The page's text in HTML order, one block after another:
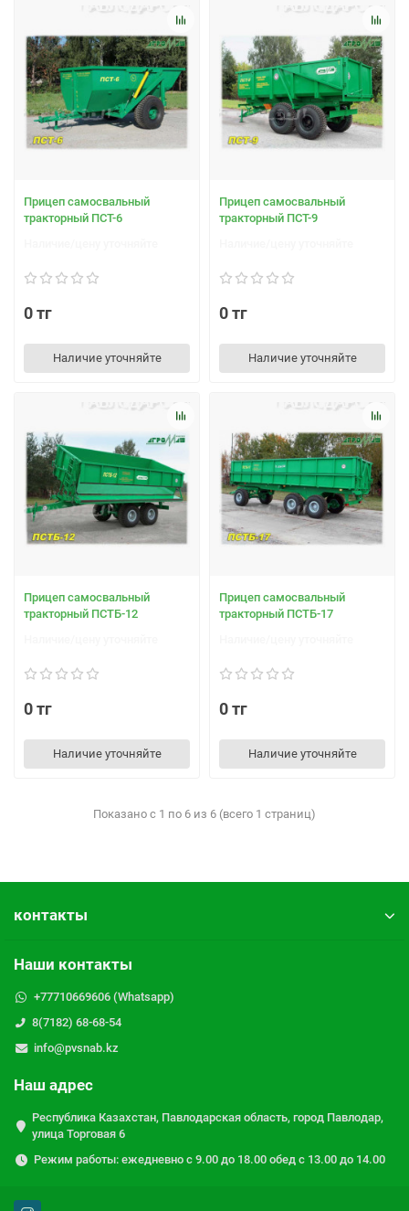
Прицеп самосвальный
тракторный ПСТ-6
0 тг
Наличие уточняйте
Прицеп самосвальный
тракторный ПСТ-9
0 тг
Наличие уточняйте
Прицеп самосвальный
тракторный ПСТБ-12
0 тг
Наличие уточняйте
Прицеп самосвальный
тракторный ПСТБ-17
0 тг
Наличие уточняйте
Показано с 1 по 6 из 6 (всего 1 страниц)
контакты
Наши контакты
+77710669606 (Whatsapp)
8(7182) 68-68-54
info@pvsnab.kz
Наш адрес
Республика Казахстан, Павлодарская область, город Павлодар,
улица Торговая 6
Режим работы: ежедневно с 9.00 до 18.00 обед с 13.00 до 14.00